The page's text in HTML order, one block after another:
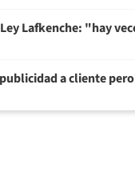
Lafkenche: "hay
a cliente